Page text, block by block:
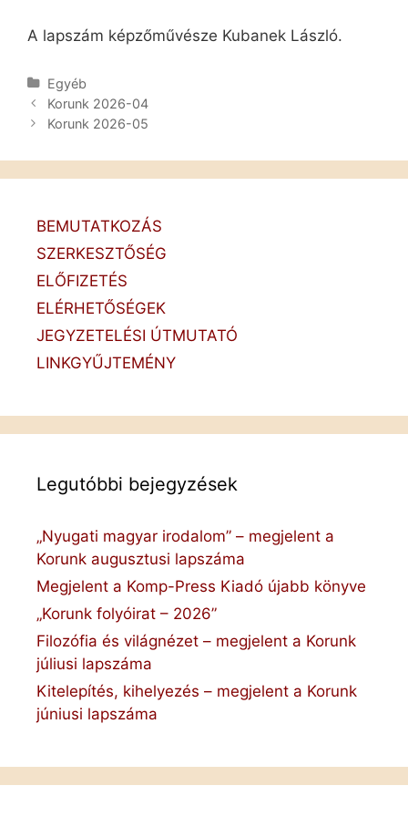
A lapszám képzőművésze Kubanek László.
Kategória
Egyéb
Post
navigation
Korunk 2026-04
Korunk 2026-05
BEMUTATKOZÁS
SZERKESZTŐSÉG
ELŐFIZETÉS
ELÉRHETŐSÉGEK
JEGYZETELÉSI ÚTMUTATÓ
LINKGYŰJTEMÉNY
Legutóbbi bejegyzések
„Nyugati magyar irodalom” – megjelent a
Korunk augusztusi lapszáma
Megjelent a Komp-Press Kiadó újabb könyve
„Korunk folyóirat – 2026”
Filozófia és világnézet – megjelent a Korunk
júliusi lapszáma
Kitelepítés, kihelyezés – megjelent a Korunk
júniusi lapszáma